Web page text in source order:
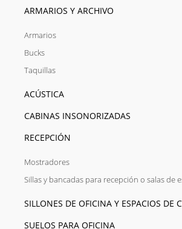
ARMARIOS Y ARCHIVO
Armarios
Bucks
Taquillas
ACÚSTICA
CABINAS INSONORIZADAS
RECEPCIÓN
Mostradores
Sillas y bancadas para recepción o salas de
SILLONES DE OFICINA Y ESPACIOS DE
SUELOS PARA OFICINA